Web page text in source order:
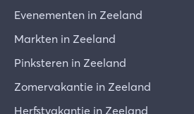
Evenementen in Zeeland
Markten in Zeeland
Pinksteren in Zeeland
Zomervakantie in Zeeland
Herfstvakantie in Zeeland